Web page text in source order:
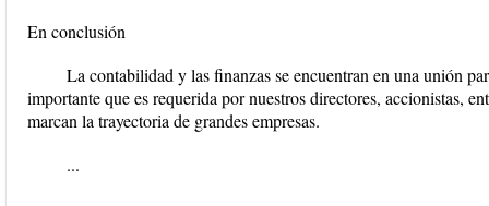
En conclusión
La contabilidad y las finanzas se encuentran en una unión
importante que es requerida por nuestros directores, accionistas,
marcan la trayectoria de grandes empresas.
...